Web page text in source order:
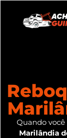
Quando
Marilândia